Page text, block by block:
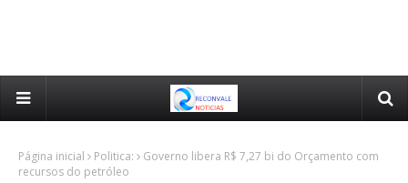
Página inicial Politica:
Governo libera R$ 7,27 bi do Orçamento com
recursos do petróleo